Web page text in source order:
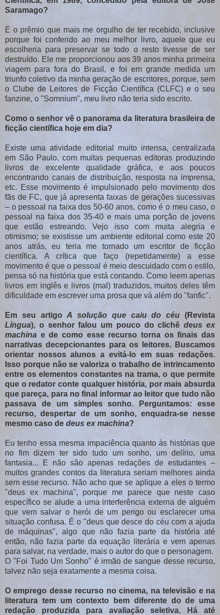
Saramago?
É o prêmio que mais me orgulho de ter recebido, inclusive
porque foi conferido ao meu melhor livro, aquele que eu
escolheria para preservar se todo o resto tivesse de ser
destruído. Ele me proporcionou aos 39 anos minha primeira
viagem para fora do Brasil, e foi em grande medida um
triunfo coletivo da minha geração de escritores, porque, sem
o Clube de Leitores de Ficção Científica (CLFC) e o seu
fanzine, o "Somnium", meu livro não teria sido escrito.
Como o senhor vê o panorama da literatura brasileira de
ficção científica hoje em dia?
Existe uma atividade editorial muito intensa, centralizada
em São Paulo, com muitas pequenas editoras produzindo
livros de excelente qualidade gráfica, e aos poucos
encontrando canais de distribuição, resposta na imprensa,
etc. Esse movimento é impulsionado pelo movimento dos
fãs de FC, que já apresenta faixas de gerações sucessivas
– o pessoal na faixa dos 50-60 anos, como é o meu caso, o
pessoal na faixa dos 35-40 e mais uma porção de jovens
que estão estreando. Vejo isso com muita alegria e
otimismo; se existisse um ambiente editorial como este 20
anos atrás, eu teria me tornado um escritor de ficção
científica. A crítica que faço (repetidamente) a esse
movimento é que o pessoal é meio descuidado com o estilo,
pensa só na história que está contando. Como leem apenas
livros em inglês e livros (mal) traduzidos, muitos deles têm
dificuldade em escrever uma prosa que vá além do "fanfic".
Em seu artigoA solução que caiu do céu(Revista
Língua), o senhor falou um pouco do clichêdeus ex
machina e de como esse recurso torna os finais das
narrativas decepcionantes para os leitores. Buscamos
orientar nossos alunos a evitá-lo em suas redações.
Isso porque não se valoriza o trabalho de intrincamento
entre os elementos constantes na trama, o que permite
que o redator conte qualquer história, por mais absurda
que pareça, para no final informar ao leitor que tudo não
passava de um simples sonho. Perguntamos: esse
recurso, despertar de um sonho, enquadra-se nesse
mesmo caso de deus ex machina?
Eu tenho essa mesma impaciência quanto às histórias que
no fim dizem ter sido tudo um sonho, um delírio, uma
fantasia... E não são apenas redações de estudantes –
muitos grandes contos da literatura seriam melhores ainda
sem esse recurso. Não acho que se aplique a eles o termo
"deus ex machina", porque me parece que neste caso
específico se alude a uma interferência externa de alguém
que vem salvar o herói de um perigo ou esclarecer uma
situação confusa. É o "deus que desce do céu com a ajuda
de máquinas", algo que não fazia parte da história até
então, não fazia parte da equação literária e vem apenas
para salvar, na verdade, mais o autor do que o personagem.
O "Foi Tudo Um Sonho" é irmão de sangue desse recurso,
talvez não seja exatamente a mesma coisa.
O emprego desse recurso no cinema, na televisão e na
literatura tem um contexto bem diferente do de uma
redação produzida para avaliação seletiva. Há até